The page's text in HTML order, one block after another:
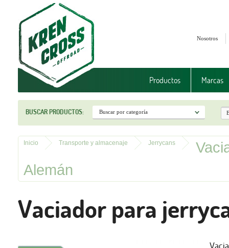
Nosotros
Productos Marcas
BUSCAR PRODUCTOS:
Inicio Transporte y almacenaje Jerrycans
Alemán
Vaciador para